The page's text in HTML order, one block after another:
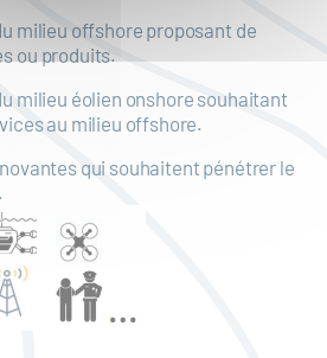
milieu offshore proposant de
ou produits.
milieu éolien onshore souhaitant
au milieu offshore.
qui souhaitent pénétrer le